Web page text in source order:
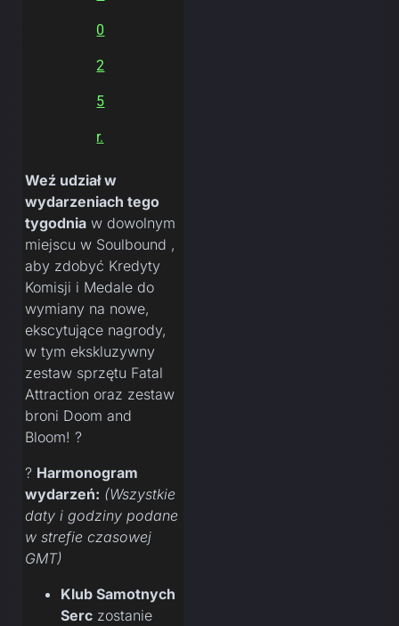
0
2
5
r.
Weź udział w
wydarzeniach tego
tygodnia w dowolnym
miejscu w Soulbound ,
aby zdobyć Kredyty
Komisji i Medale do
wymiany na nowe,
ekscytujące nagrody,
w tym ekskluzywny
zestaw sprzętu Fatal
Attraction oraz zestaw
broni Doom and
Bloom! ?
? Harmonogram
wydarzeń: (Wszystkie
daty i godziny podane
w strefie czasowej
GMT)
Klub Samotnych
Serc zostanie